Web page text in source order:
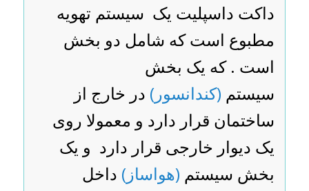
داکت داسپلیت یک سیستم تهویه
مطبوع است که شامل دو بخش
است . که یک بخش
سیستم (کندانسور) در خارج از
ساختمان قرار دارد و معمولا روی
یک دیوار خارجی قرار دارد و یک
بخش سیستم (هواساز) داخل